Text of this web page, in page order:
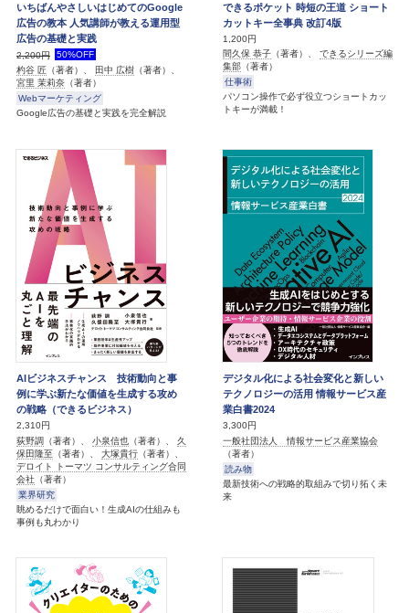
いちばんやさしいはじめてのGoogle
広告の教本 人気講師が教える運用型
広告の基礎と実践
2,200円
50%OFF
杓谷 匠 （著者）、 田中 広樹 （著者）、
宮里 茉莉奈 （著者）
Webマーケティング
Google広告の基礎と実践を完全解説
できるポケット 時短の王道 ショート
カットキー全事典 改訂4版
1,200円
間久保 恭子 （著者）、 できるシリーズ編
集部 （著者）
仕事術
パソコン操作で必ず役立つショートカッ
トキーが満載！
AIビジネスチャンス 技術動向と事
例に学ぶ新たな価値を生成する攻め
の戦略（できるビジネス）
2,310円
荻野調 （著者）、 小泉信也 （著者）、 久
保田隆至 （著者）、 大塚貴行 （著者）、
デロイト トーマツ コンサルティング合同
会社 （著者）
業界研究
眺めるだけで面白い！生成AIの仕組みも
事例も丸わかり
デジタル化による社会変化と新しい
テクノロジーの活用 情報サービス産
業白書2024
3,300円
一般社団法人 情報サービス産業協会
（著者）
読み物
最新技術への戦略的取組みで切り拓く未
来